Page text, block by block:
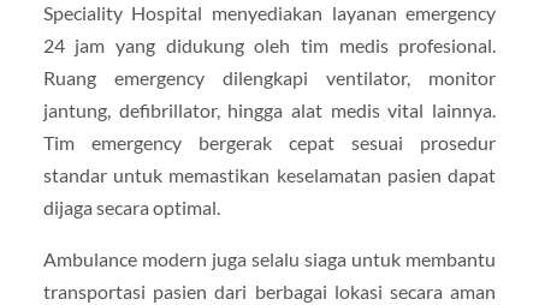
Speciality Hospital menyediakan layanan emergency
24 jam yang didukung oleh tim medis profesional.
Ruang emergency dilengkapi ventilator, monitor
jantung, defibrillator, hingga alat medis vital lainnya.
Tim emergency bergerak cepat sesuai prosedur
standar untuk memastikan keselamatan pasien dapat
dijaga secara optimal.
Ambulance modern juga selalu siaga untuk membantu
transportasi pasien dari berbagai lokasi secara aman